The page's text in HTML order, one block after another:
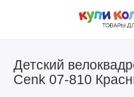
Детский
Cenk 07-810